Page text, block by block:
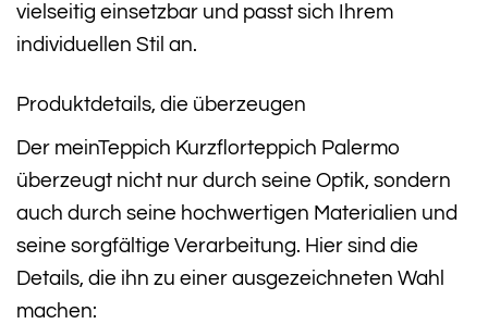
vielseitig einsetzbar und passt sich Ihrem
individuellen Stil an.
Produktdetails, die überzeugen
Der meinTeppich Kurzflorteppich Palermo
überzeugt nicht nur durch seine Optik, sondern
auch durch seine hochwertigen Materialien und
seine sorgfältige Verarbeitung. Hier sind die
Details, die ihn zu einer ausgezeichneten Wahl
machen: